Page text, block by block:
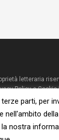
letteraria
Policy e Cookie
– Susanna De
parti, per
nell'ambito
nostra